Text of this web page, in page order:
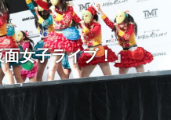
女子ライブ！』